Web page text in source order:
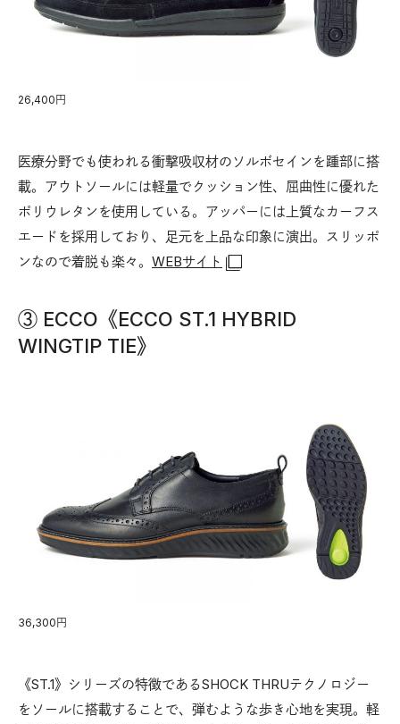
26,400円
医療分野でも使われる衝撃吸収材のソルボセインを踵部に搭
載。アウトソールには軽量でクッション性、屈曲性に優れた
ポリウレタンを使用している。アッパーには上質なカーフス
エードを採用しており、足元を上品な印象に演出。スリッポ
ンなので着脱も楽々。 WEBサイト
③ ECCO《ECCO ST.1 HYBRID
WINGTIP TIE》
36,300円
《ST.1》シリーズの特徴であるSHOCK THRUテクノロジー
をソールに搭載することで、弾むような歩き心地を実現。軽